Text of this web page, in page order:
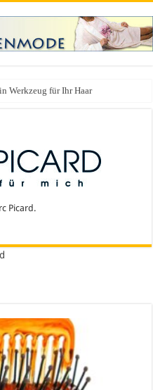
Werkzeug für Ihr Haar
ultimativer Styleguide für die
Picard.